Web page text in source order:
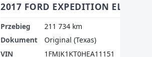
Przebieg
211 734 km
Dokument
Original (Texas)
VIN
1FMJK1KT0HEA11151